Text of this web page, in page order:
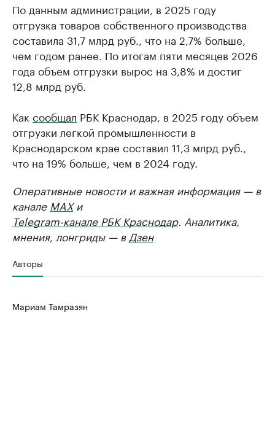
По данным администрации, в 2025 году
отгрузка товаров собственного производства
составила 31,7 млрд руб., что на 2,7% больше,
чем годом ранее. По итогам пяти месяцев 2026
года объем отгрузки вырос на 3,8% и достиг
12,8 млрд руб.
Как сообщал РБК Краснодар, в 2025 году объем
отгрузки легкой промышленности в
Краснодарском крае составил 11,3 млрд руб.,
что на 19% больше, чем в 2024 году.
Оперативные новости и важная информация — в
канале MAXи
Telegram-канале РБК Краснодар. Аналитика,
мнения, лонгриды — в Дзен
Авторы
Мариам Тамразян